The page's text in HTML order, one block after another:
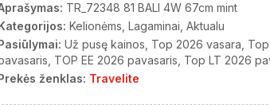
TR_72348 81 BALI 4W 67cm mint
Kelionėms Lagaminai Aktualu
Už pusę kainos Top 2026 vasara
TOP EE 2026 pavasaris Top LT 2026
ženklas: Travelite